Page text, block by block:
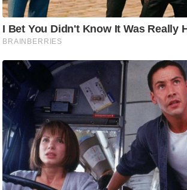
ला
इ
फ
ल
टे
लॉ
जी
ब्यू
टी